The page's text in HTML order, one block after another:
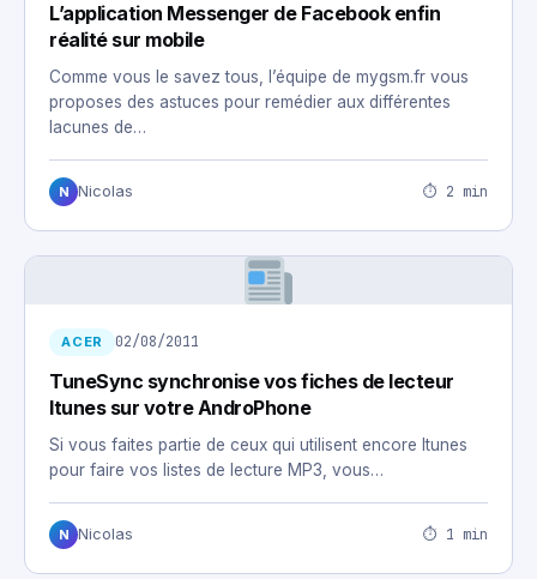
L’application Messenger de Facebook enfin
réalité sur mobile
Comme vous le savez tous, l’équipe de mygsm.fr vous
proposes des astuces pour remédier aux différentes
lacunes de…
N Nicolas ⏱ 2 min
ACER 02/08/2011
TuneSync synchronise vos fiches de lecteur
Itunes sur votre AndroPhone
Si vous faites partie de ceux qui utilisent encore Itunes
pour faire vos listes de lecture MP3, vous…
N Nicolas ⏱ 1 min